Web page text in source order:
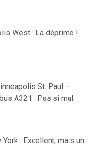
West : La déprime !
St. Paul –
A321 : Pas si mal
York : Excellent, mais un